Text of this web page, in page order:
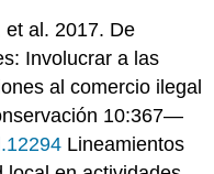
et al. 2017. De
Involucrar a las
al comercio ilegal
10:367—
Lineamientos